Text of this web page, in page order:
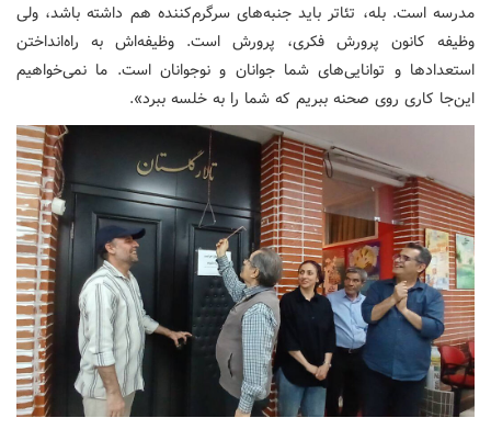
مدرسه است. بله، تئاتر باید جنبه‌های سرگرم‌کننده هم داشته باشد، ولی
وظیفه کانون پرورش فکری، پرورش است. وظیفه‌اش به راه‌انداختن
استعدادها و توانایی‌های شما جوانان و نوجوانان است. ما نمی‌خواهیم
این‌جا کاری روی صحنه ببریم که شما را به خلسه ببرد».